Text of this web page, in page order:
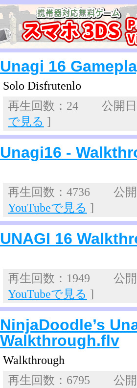
Unagi 16
Solo Disfrutenlo
再生回数：24 公開
で見る ]
Unagi16 -
再生回数：4736 公
YouTubeで見る ]
UNAGI 16
再生回数：1949 公
YouTubeで見る ]
NinjaDoodle’s
Walkthrough.flv
Walkthrough
再生回数：6795 公